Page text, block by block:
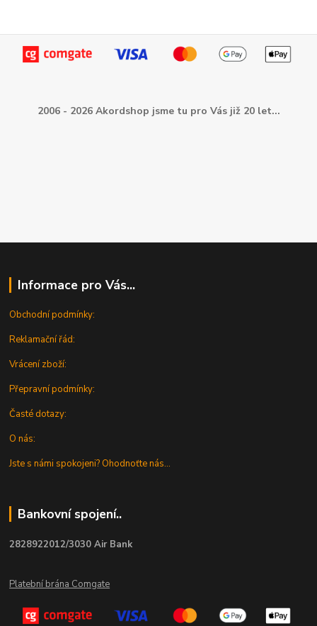
2006 - 2026 Akordshop jsme tu pro Vás již 20 let...
Informace pro Vás...
Obchodní podmínky:
Reklamační řád:
Vrácení zboží:
Přepravní podmínky:
Časté dotazy:
O nás:
Jste s námi spokojeni? Ohodnoťte nás...
Bankovní spojení..
2828922012/3030 Air Bank
Platební brána Comgate